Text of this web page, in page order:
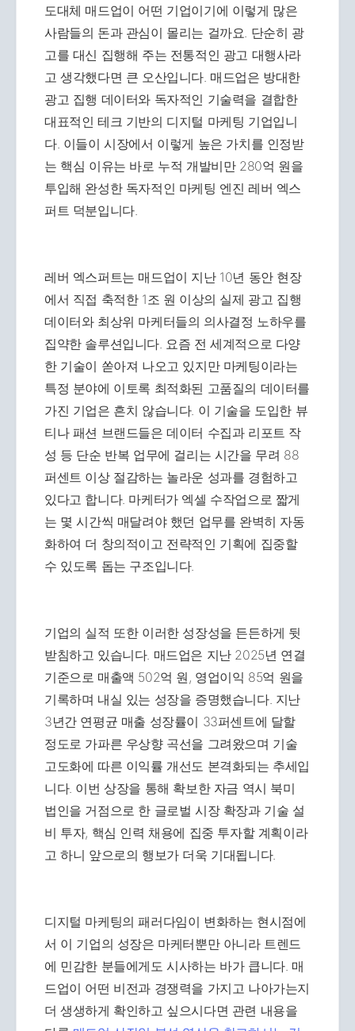
도대체 매드업이 어떤 기업이기에 이렇게 많은
사람들의 돈과 관심이 몰리는 걸까요. 단순히 광
고를 대신 집행해 주는 전통적인 광고 대행사라
고 생각했다면 큰 오산입니다. 매드업은 방대한
광고 집행 데이터와 독자적인 기술력을 결합한
대표적인 테크 기반의 디지털 마케팅 기업입니
다. 이들이 시장에서 이렇게 높은 가치를 인정받
는 핵심 이유는 바로 누적 개발비만 280억 원을
투입해 완성한 독자적인 마케팅 엔진 레버 엑스
퍼트 덕분입니다.
레버 엑스퍼트는 매드업이 지난 10년 동안 현장
에서 직접 축적한 1조 원 이상의 실제 광고 집행
데이터와 최상위 마케터들의 의사결정 노하우를
집약한 솔루션입니다. 요즘 전 세계적으로 다양
한 기술이 쏟아져 나오고 있지만 마케팅이라는
특정 분야에 이토록 최적화된 고품질의 데이터를
가진 기업은 흔치 않습니다. 이 기술을 도입한 뷰
티나 패션 브랜드들은 데이터 수집과 리포트 작
성 등 단순 반복 업무에 걸리는 시간을 무려 88
퍼센트 이상 절감하는 놀라운 성과를 경험하고
있다고 합니다. 마케터가 엑셀 수작업으로 짧게
는 몇 시간씩 매달려야 했던 업무를 완벽히 자동
화하여 더 창의적이고 전략적인 기획에 집중할
수 있도록 돕는 구조입니다.
기업의 실적 또한 이러한 성장성을 든든하게 뒷
받침하고 있습니다. 매드업은 지난 2025년 연결
기준으로 매출액 502억 원, 영업이익 85억 원을
기록하며 내실 있는 성장을 증명했습니다. 지난
3년간 연평균 매출 성장률이 33퍼센트에 달할
정도로 가파른 우상향 곡선을 그려왔으며 기술
고도화에 따른 이익률 개선도 본격화되는 추세입
니다. 이번 상장을 통해 확보한 자금 역시 북미
법인을 거점으로 한 글로벌 시장 확장과 기술 설
비 투자, 핵심 인력 채용에 집중 투자할 계획이라
고 하니 앞으로의 행보가 더욱 기대됩니다.
디지털 마케팅의 패러다임이 변화하는 현시점에
서 이 기업의 성장은 마케터뿐만 아니라 트렌드
에 민감한 분들에게도 시사하는 바가 큽니다. 매
드업이 어떤 비전과 경쟁력을 가지고 나아가는지
더 생생하게 확인하고 싶으시다면 관련 내용을